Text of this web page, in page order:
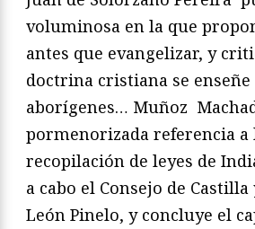
voluminosa en la que
antes que evangelizar, y
doctrina cristiana se enseñe
aborígenes… Muñoz
pormenorizada referencia a
recopilación de leyes de
a cabo el Consejo de
León Pinelo, y concluye el